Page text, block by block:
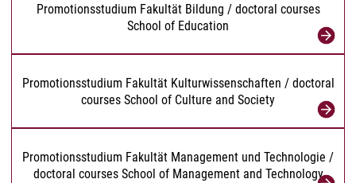
Promotionsstudium Fakultät Bildung / doctoral courses
School of Education
Promotionsstudium Fakultät Kulturwissenschaften / doctoral
courses School of Culture and Society
Promotionsstudium Fakultät Management und Technologie /
doctoral courses School of Management and Technology